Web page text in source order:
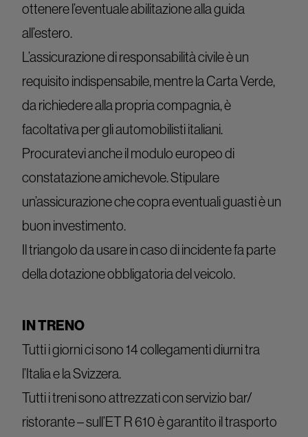
ottenere l’eventuale abilitazione alla guida
all’estero.
L’assicurazione di responsabilità civile è un
requisito indispensabile, mentre la Carta Verde,
da richiedere alla propria compagnia, è
facoltativa per gli automobilisti italiani.
Procuratevi anche il modulo europeo di
constatazione amichevole. Stipulare
un’assicurazione che copra eventuali guasti è un
buon investimento.
Il triangolo da usare in caso di incidente fa parte
della dotazione obbligatoria del veicolo.
IN TRENO
Tutti i giorni ci sono 14 collegamenti diurni tra
l’Italia e la Svizzera.
Tutti i treni sono attrezzati con servizio bar/
ristorante – sull’ET R 610 è garantito il trasporto